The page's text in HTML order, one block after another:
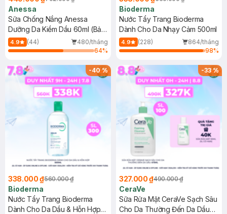
Anessa
Sữa Chống Nắng Anessa
Dưỡng Da Kiềm Dầu 60ml (Bản
Mới)
4.9 (44)
480/tháng
64%
Bioderma
Nước Tẩy Trang Bioderma
Dành Cho Da Nhạy Cảm 500ml
4.9 (228)
864/tháng
98%
-40%
338.000 ₫560.000 ₫
Bioderma
Nước Tẩy Trang Bioderma
Dành Cho Da Dầu & Hỗn Hợp
-33%
327.000 ₫490.000 ₫
CeraVe
Sữa Rửa Mặt CeraVe Sạch Sâu
Cho Da Thường Đến Da Dầu